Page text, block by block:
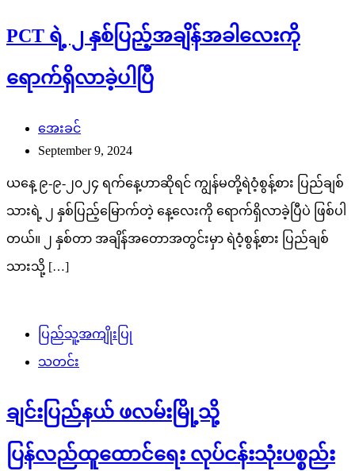
PCT ရဲ့ ၂ နှစ်ပြည့်အချိန်အခါလေးကို
ရောက်ရှိလာခဲ့ပါပြီ
အေးခင်
September 9, 2024
ယနေ့ ၉-၉-၂၀၂၄ ရက်နေ့ဟာဆိုရင် ကျွန်မတို့ရဲဝံ့စွန့်စား ပြည်ချစ်
သားရဲ့ ၂ နှစ်ပြည့်မြောက်တဲ့ နေ့လေးကို ရောက်ရှိလာခဲ့ပြီပဲ ဖြစ်ပါ
တယ်။ ၂ နှစ်တာ အချိန်အတောအတွင်းမှာ ရဲဝံ့စွန့်စား ပြည်ချစ်
သားသို့ […]
ပြည်သူ့အကျိုးပြု
သတင်း
ချင်းပြည်နယ် ဖလမ်းမြို့သို့
ပြန်လည်ထူထောင်ရေး လုပ်ငန်းသုံးပစ္စည်း